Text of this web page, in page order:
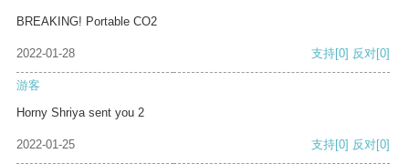
BREAKING! Portable CO2
2022-01-28 支持[0] 反对[0]
游客
Horny Shriya sent you 2
2022-01-25 支持[0] 反对[0]